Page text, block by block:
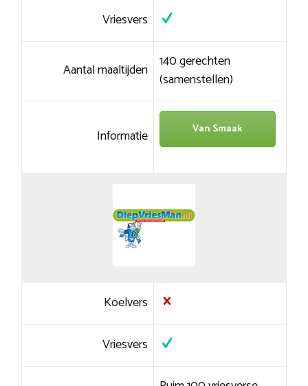
Vriesvers
Aantal maaltijden 140 gerechten
(samenstellen)
Informatie Van Smaak
Koelvers
Vriesvers